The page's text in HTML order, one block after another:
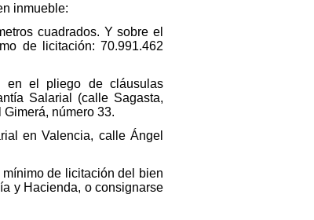
inmueble:
cuadrados. Y sobre el
de licitación: 70.991.462
en el pliego de cláusulas
Salarial (calle Sagasta,
número 33.
en Valencia, calle Ángel
de licitación del bien
y Hacienda, o consignarse